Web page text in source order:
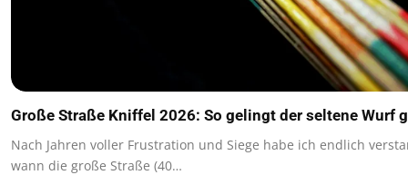
Große Straße Kniffel 2026: So gelingt der seltene Wurf
Nach Jahren voller Frustration und Siege habe ich endlich
wann die große Straße (40…